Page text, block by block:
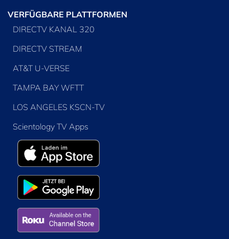
VERFÜGBARE PLATTFORMEN
DIRECTV KANAL 320
DIRECTV STREAM
AT&T U-VERSE
TAMPA BAY WFTT
LOS ANGELES KSCN-TV
Scientology TV Apps